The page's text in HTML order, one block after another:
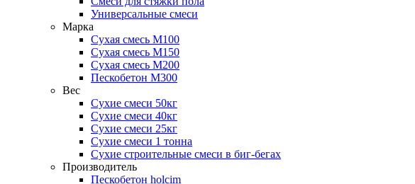
Универсальные смеси
Марка
Сухая смесь М100
Сухая смесь М150
Сухая смесь М200
Пескобетон М300
Вес
Сухие смеси 50кг
Сухие смеси 40кг
Сухие смеси 25кг
Сухие смеси 1 тонна
Сухие строительные смеси в биг-бегах
Производитель
Пескобетон holcim